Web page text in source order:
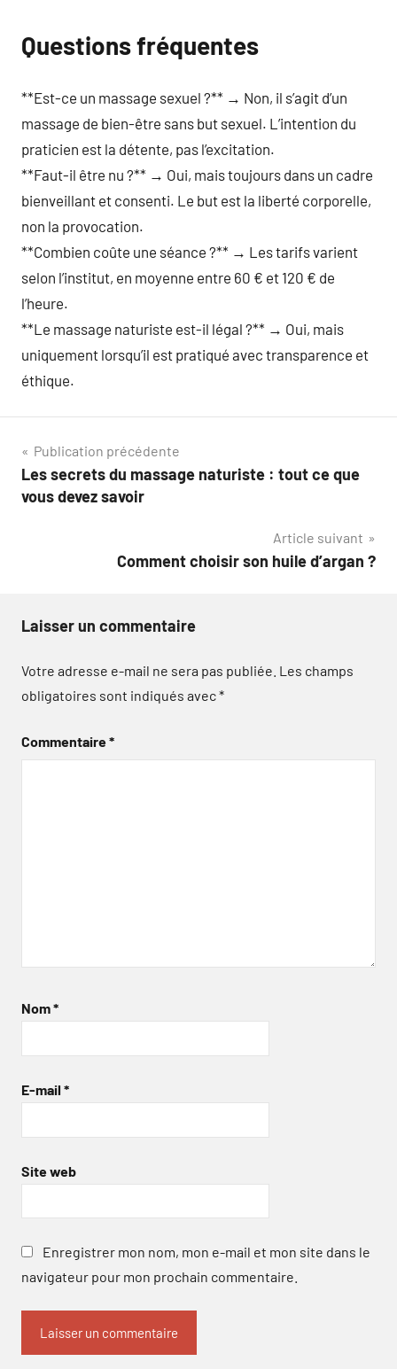
Questions fréquentes
**Est-ce un massage sexuel ?** → Non, il s’agit d’un
massage de bien-être sans but sexuel. L’intention du
praticien est la détente, pas l’excitation.
**Faut-il être nu ?** → Oui, mais toujours dans un cadre
bienveillant et consenti. Le but est la liberté corporelle,
non la provocation.
**Combien coûte une séance ?** → Les tarifs varient
selon l’institut, en moyenne entre 60 € et 120 € de
l’heure.
**Le massage naturiste est-il légal ?** → Oui, mais
uniquement lorsqu’il est pratiqué avec transparence et
éthique.
Navigation
de
Publication précédente
Les secrets du massage naturiste : tout ce que
vous devez savoir
Article suivant
Comment choisir son huile d’argan ?
Laisser un commentaire
Votre adresse e-mail ne sera pas publiée. Les champs
obligatoires sont indiqués avec*
Commentaire*
Nom*
E-mail *
Site web
Enregistrer mon nom, mon e-mail et mon site dans le
navigateur pour mon prochain commentaire.